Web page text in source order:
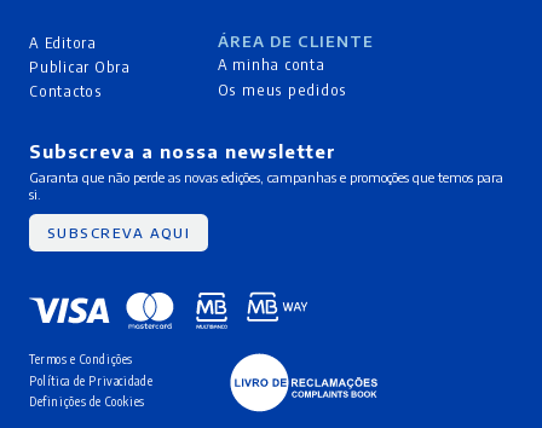
A Editora
Publicar Obra
Contactos
ÁREA DE CLIENTE
A minha conta
Os meus pedidos
Subscreva a nossa newsletter
Garanta que não perde as novas edições, campanhas e promoções que temos para
si.
SUBSCREVA AQUI
Termos e Condições
Política de Privacidade
Definições de Cookies